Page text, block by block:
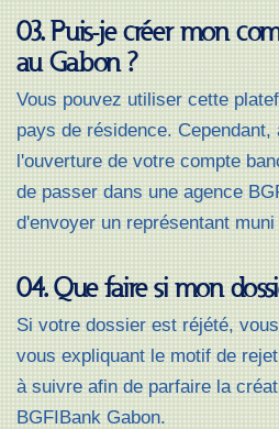
03. Puis-je créer mon
au Gabon ?
Vous pouvez utiliser cette
pays de résidence.
l'ouverture de votre compte
de passer dans une agence
d'envoyer un représentant
04. Que faire si mon
Si votre dossier est réjété,
vous expliquant le motif de
à suivre afin de parfaire la
BGFIBank Gabon.